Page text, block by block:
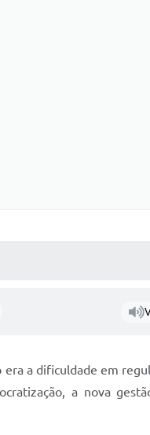
a dificuldade em
a nova